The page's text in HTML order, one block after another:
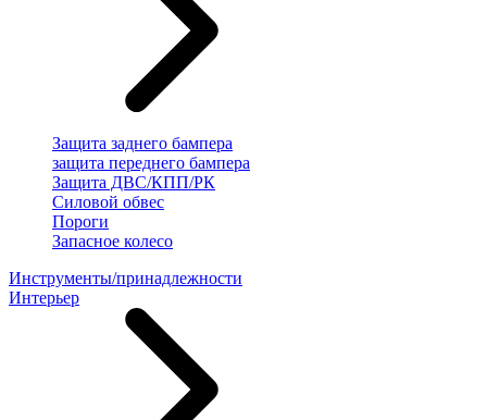
Защита заднего бампера
защита переднего бампера
Защита ДВС/КПП/РК
Силовой обвес
Пороги
Запасное колесо
Инструменты/принадлежности
Интерьер